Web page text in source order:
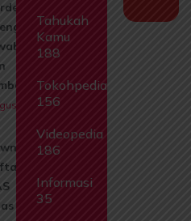
2026
Isi
1
Tahukah
Kamu
188
Tokohpedia
156
Videopedia
186
Informasi
35